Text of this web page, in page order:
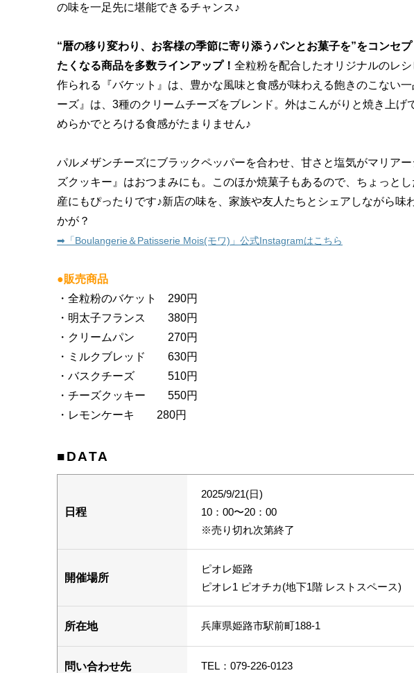
の味を一足先に堪能できるチャンス♪
“暦の移り変わり、お客様の季節に寄り添うパンとお菓子を”をコンセ
たくなる商品を多数ラインアップ！ 全粒粉を配合したオリジナルのレ
作られる『バケット』は、豊かな風味と食感が味わえる飽きのこない
ーズ』は、3種のクリームチーズをブレンド。外はこんがりと焼き上げ
めらかでとろける食感がたまりません♪
パルメザンチーズにブラックペッパーを合わせ、甘さと塩気がマリア
ズクッキー』はおつまみにも。このほか焼菓子もあるので、ちょっと
産にもぴったりです♪新店の味を、家族や友人たちとシェアしながら味
かが？
➡︎「Boulangerie＆Patisserie Mois(モワ)」公式Instagramはこちら
●販売商品
・全粒粉のバケット 290円
・明太子フランス 380円
・クリームパン 270円
・ミルクブレッド 630円
・バスクチーズ 510円
・チーズクッキー 550円
・レモンケーキ 280円
■DATA
日程
2025/9/21(日)
10：00〜20：00
※売り切れ次第終了
開催場所
ピオレ姫路
ピオレ1 ピオチカ(地下1階 レストスペース)
所在地 兵庫県姫路市駅前町188-1
問い合わせ先 TEL：079-226-0123